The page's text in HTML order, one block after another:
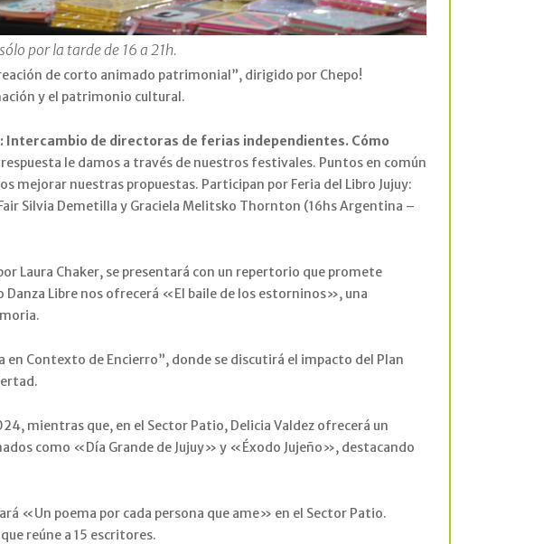
por la tarde de 16 a 21h.
de corto animado patrimonial”, dirigido por Chepo!
y el patrimonio cultural.
Intercambio de directoras de ferias independientes. Cómo
le damos a través de nuestros festivales. Puntos en común
mejorar nuestras propuestas. Participan por Feria del Libro Jujuy:
Silvia Demetilla y Graciela Melitsko Thornton (16hs Argentina –
Laura Chaker, se presentará con un repertorio que promete
Danza Libre nos ofrecerá «El baile de los estorninos», una
en Contexto de Encierro”, donde se discutirá el impacto del Plan
mientras que, en el Sector Patio, Delicia Valdez ofrecerá un
como «Día Grande de Jujuy» y «Éxodo Jujeño», destacando
«Un poema por cada persona que ame» en el Sector Patio.
reúne a 15 escritores.